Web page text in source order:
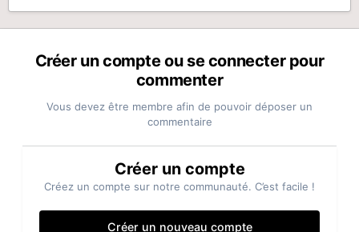
Créer un compte ou se connecter pour
commenter
Vous devez être membre afin de pouvoir déposer un
commentaire
Créer un compte
Créez un compte sur notre communauté. C’est facile !
Créer un nouveau compte